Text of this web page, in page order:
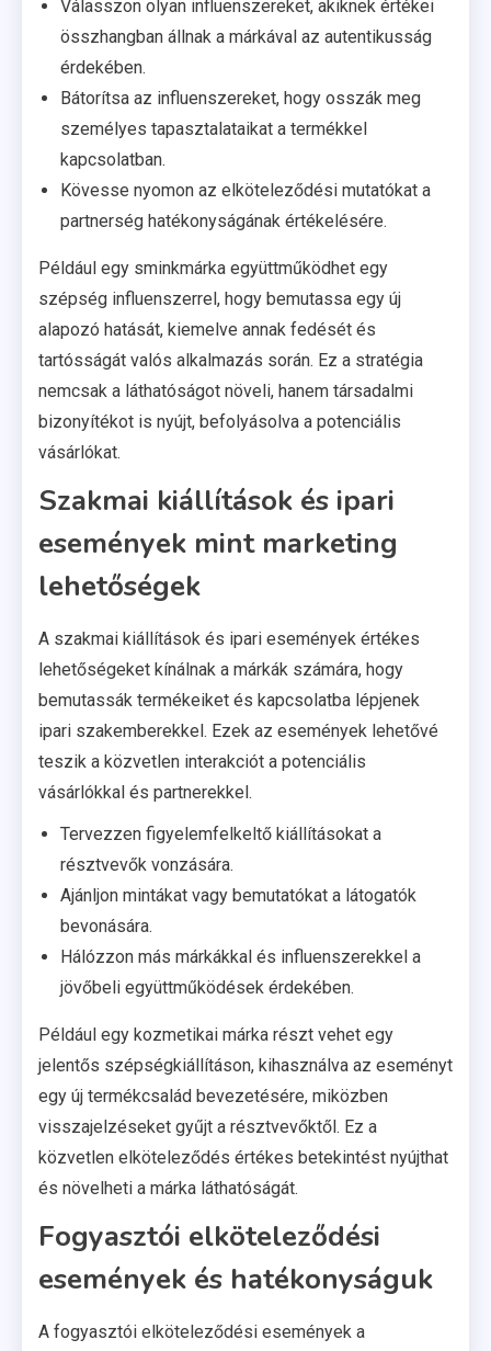
Válasszon olyan influenszereket, akiknek értékei
összhangban állnak a márkával az autentikusság
érdekében.
Bátorítsa az influenszereket, hogy osszák meg
személyes tapasztalataikat a termékkel
kapcsolatban.
Kövesse nyomon az elköteleződési mutatókat a
partnerség hatékonyságának értékelésére.
Például egy sminkmárka együttműködhet egy
szépség influenszerrel, hogy bemutassa egy új
alapozó hatását, kiemelve annak fedését és
tartósságát valós alkalmazás során. Ez a stratégia
nemcsak a láthatóságot növeli, hanem társadalmi
bizonyítékot is nyújt, befolyásolva a potenciális
vásárlókat.
Szakmai kiállítások és ipari
események mint marketing
lehetőségek
A szakmai kiállítások és ipari események értékes
lehetőségeket kínálnak a márkák számára, hogy
bemutassák termékeiket és kapcsolatba lépjenek
ipari szakemberekkel. Ezek az események lehetővé
teszik a közvetlen interakciót a potenciális
vásárlókkal és partnerekkel.
Tervezzen figyelemfelkeltő kiállításokat a
résztvevők vonzására.
Ajánljon mintákat vagy bemutatókat a látogatók
bevonására.
Hálózzon más márkákkal és influenszerekkel a
jövőbeli együttműködések érdekében.
Például egy kozmetikai márka részt vehet egy
jelentős szépségkiállításon, kihasználva az eseményt
egy új termékcsalád bevezetésére, miközben
visszajelzéseket gyűjt a résztvevőktől. Ez a
közvetlen elköteleződés értékes betekintést nyújthat
és növelheti a márka láthatóságát.
Fogyasztói elköteleződési
események és hatékonyságuk
A fogyasztói elköteleződési események a